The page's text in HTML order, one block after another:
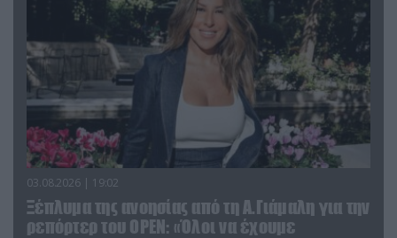
03.08.2026 | 19:02
Ξέπλυμα της ανοησίας από τη Α.Γιάμαλη για την
ρεπόρτερ του ΟΡΕΝ: «Όλοι να έχουμε